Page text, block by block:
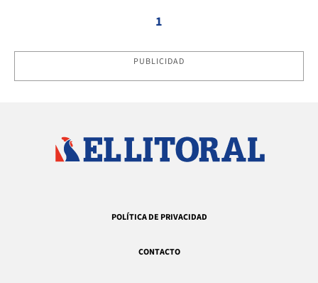
1
PUBLICIDAD
POLÍTICA DE PRIVACIDAD
CONTACTO